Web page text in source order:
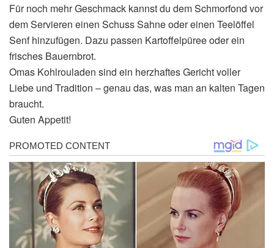
Für noch mehr Geschmack kannst du dem Schmorfond vor
dem Servieren einen Schuss Sahne oder einen Teelöffel
Senf hinzufügen. Dazu passen Kartoffelpüree oder ein
frisches Bauernbrot.
Omas Kohlrouladen sind ein herzhaftes Gericht voller
Liebe und Tradition – genau das, was man an kalten Tagen
braucht.
Guten Appetit!